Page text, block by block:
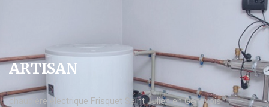
ARTISAN
chaudière électrique Frisquet Saint Julien en Genevois